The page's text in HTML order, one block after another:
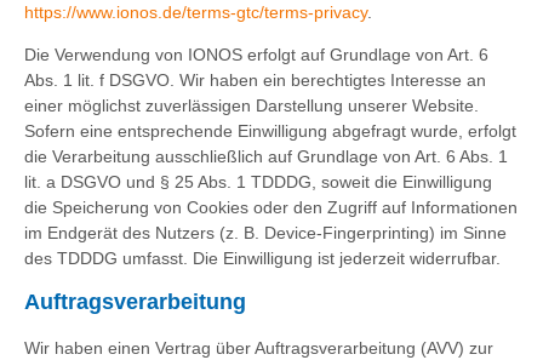
https://www.ionos.de/terms-gtc/terms-privacy.
Die Verwendung von IONOS erfolgt auf Grundlage von Art. 6
Abs. 1 lit. f DSGVO. Wir haben ein berechtigtes Interesse an
einer möglichst zuverlässigen Darstellung unserer Website.
Sofern eine entsprechende Einwilligung abgefragt wurde, erfolgt
die Verarbeitung ausschließlich auf Grundlage von Art. 6 Abs. 1
lit. a DSGVO und § 25 Abs. 1 TDDDG, soweit die Einwilligung
die Speicherung von Cookies oder den Zugriff auf Informationen
im Endgerät des Nutzers (z. B. Device-Fingerprinting) im Sinne
des TDDDG umfasst. Die Einwilligung ist jederzeit widerrufbar.
Auftragsverarbeitung
Wir haben einen Vertrag über Auftragsverarbeitung (AVV) zur